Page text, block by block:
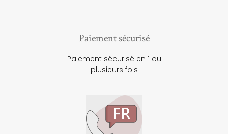
Paiement sécurisé
Paiement sécurisé en 1 ou
plusieurs fois